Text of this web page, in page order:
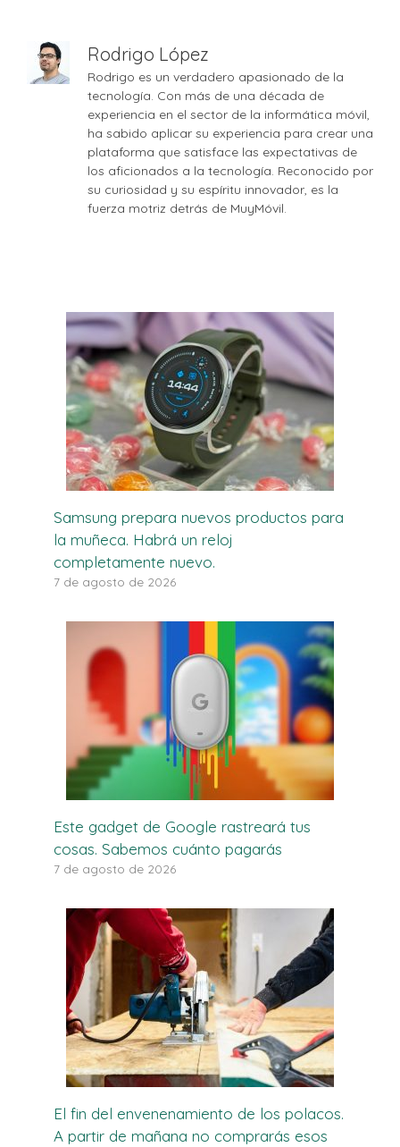
Rodrigo López
Rodrigo es un verdadero apasionado de la
tecnología. Con más de una década de
experiencia en el sector de la informática móvil,
ha sabido aplicar su experiencia para crear una
plataforma que satisface las expectativas de
los aficionados a la tecnología. Reconocido por
su curiosidad y su espíritu innovador, es la
fuerza motriz detrás de MuyMóvil.
Samsung prepara nuevos productos para
la muñeca. Habrá un reloj
completamente nuevo.
7 de agosto de 2026
Este gadget de Google rastreará tus
cosas. Sabemos cuánto pagarás
7 de agosto de 2026
El fin del envenenamiento de los polacos.
A partir de mañana no comprarás esos